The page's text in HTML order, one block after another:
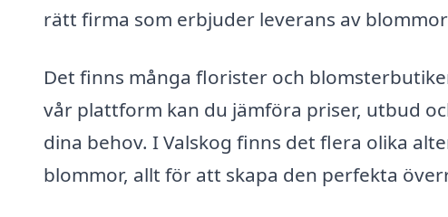
rätt firma som erbjuder leverans av blommor
Det finns många florister och
vår plattform kan du jämföra priser, utbud
dina behov. I Valskog finns det flera olika
blommor, allt för att skapa den perfekta